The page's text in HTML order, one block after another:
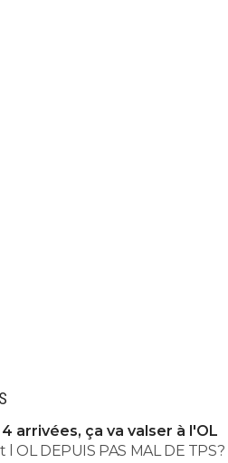
arrivées, ça va valser à l'OL
DEPUIS PAS MAL DE TPS? lol. t